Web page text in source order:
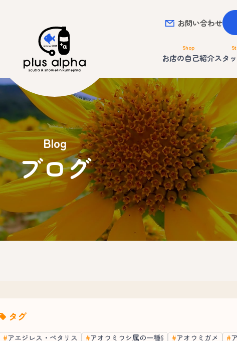
お問い合わせ
Shop
お店の自己紹介スタ
Blog
ブログ
タグ
アエジレス・ペタリス アオウミウシ属の一種6 アオウミガメ